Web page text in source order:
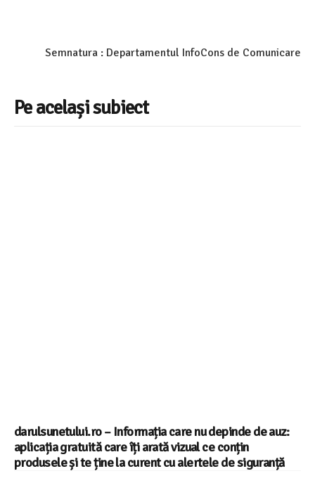
Semnatura : Departamentul InfoCons de Comunicare
Pe același subiect
darulsunetului.ro – Informația care nu depinde de auz:
aplicația gratuită care îți arată vizual ce conțin
produsele și te ține la curent cu alertele de siguranță